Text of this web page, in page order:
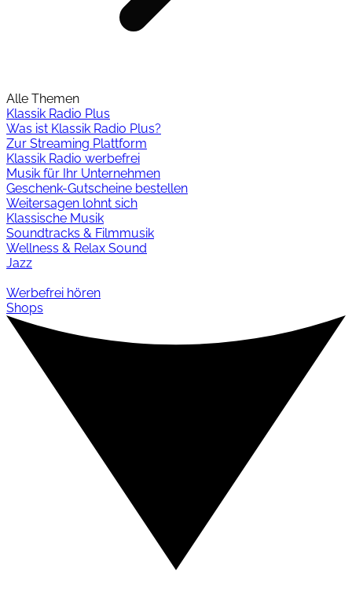
Alle Themen
Klassik Radio Plus
Was ist Klassik Radio Plus?
Zur Streaming Plattform
Klassik Radio werbefrei
Musik für Ihr Unternehmen
Geschenk-Gutscheine bestellen
Weitersagen lohnt sich
Klassische Musik
Soundtracks & Filmmusik
Wellness & Relax Sound
Jazz
Werbefrei hören
Shops